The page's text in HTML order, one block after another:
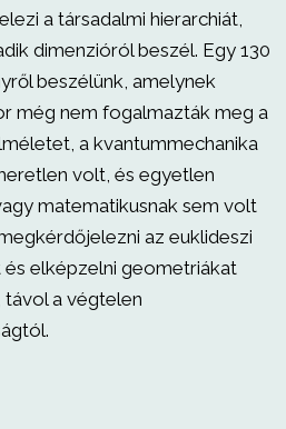
a társadalmi hierarchiát,
dimenzióról beszél. Egy 130
beszélünk, amelynek
még nem fogalmazták meg a
a kvantummechanika
volt, és egyetlen
matematikusnak sem volt
az euklideszi
elképzelni geometriákat
a végtelen